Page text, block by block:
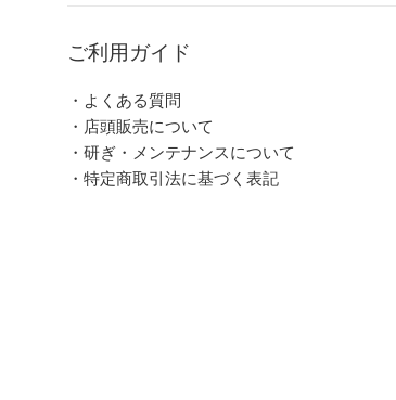
ご利用ガイド
・よくある質問
・店頭販売について
・研ぎ・メンテナンスについて
・特定商取引法に基づく表記